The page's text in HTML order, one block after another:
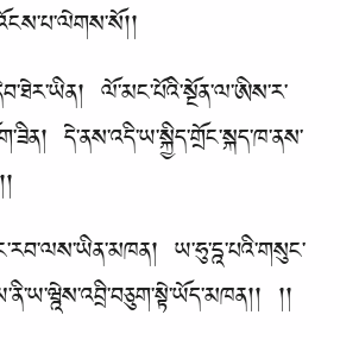
ལོ་མང་པོའི་སྔོན་ལ་ཨིས་ར་
དེ་ནས་འདི་ཡ་སྐྱིད་གྲོང་སྐད་ཁ་ནས་
ཡ་ཧུ་དྰ་པའི་གསུང་
།།